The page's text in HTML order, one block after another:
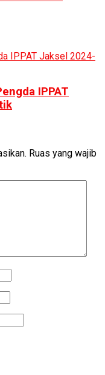
IPPAT
Ruas yang wajib